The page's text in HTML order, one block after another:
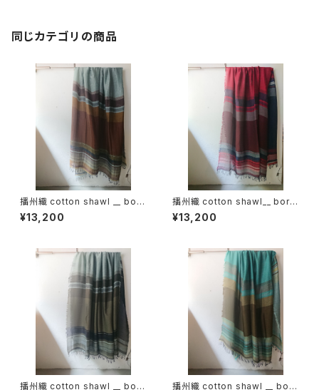
同じカテゴリの商品
播州織 cotton shawl __ bord
er 220-120 十五夜GK
¥13,200
播州織 cotton shawl__ bord
er 220-120 火輪GK
¥13,200
播州織 cotton shawl __ bord
播州織 cotton shawl __ bord